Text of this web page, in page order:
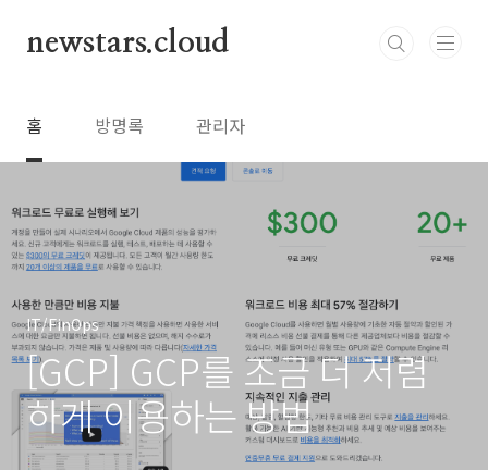
newstars.cloud
홈 방명록 관리자
IT/FinOps
[GCP] GCP를 조금 더 저렴
하게 이용하는 방법